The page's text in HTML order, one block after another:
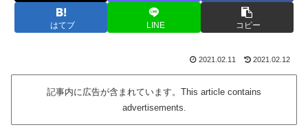
はてブ LINE コピー
2021.02.11 2021.02.12
記事内に広告が含まれています。This article contains
advertisements.